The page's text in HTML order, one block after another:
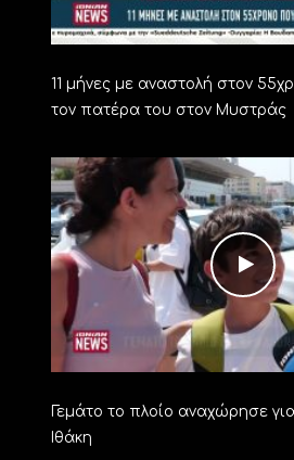
11 μήνες με αναστολή στον
τον πατέρα του στον Μυστράς
Γεμάτο το πλοίο αναχώρησε
Ιθάκη